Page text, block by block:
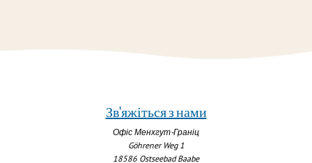
Зв'яжіться з нами
Офіс Менхгут-Граніц
Göhrener Weg 1
18586 Ostseebad Baabe